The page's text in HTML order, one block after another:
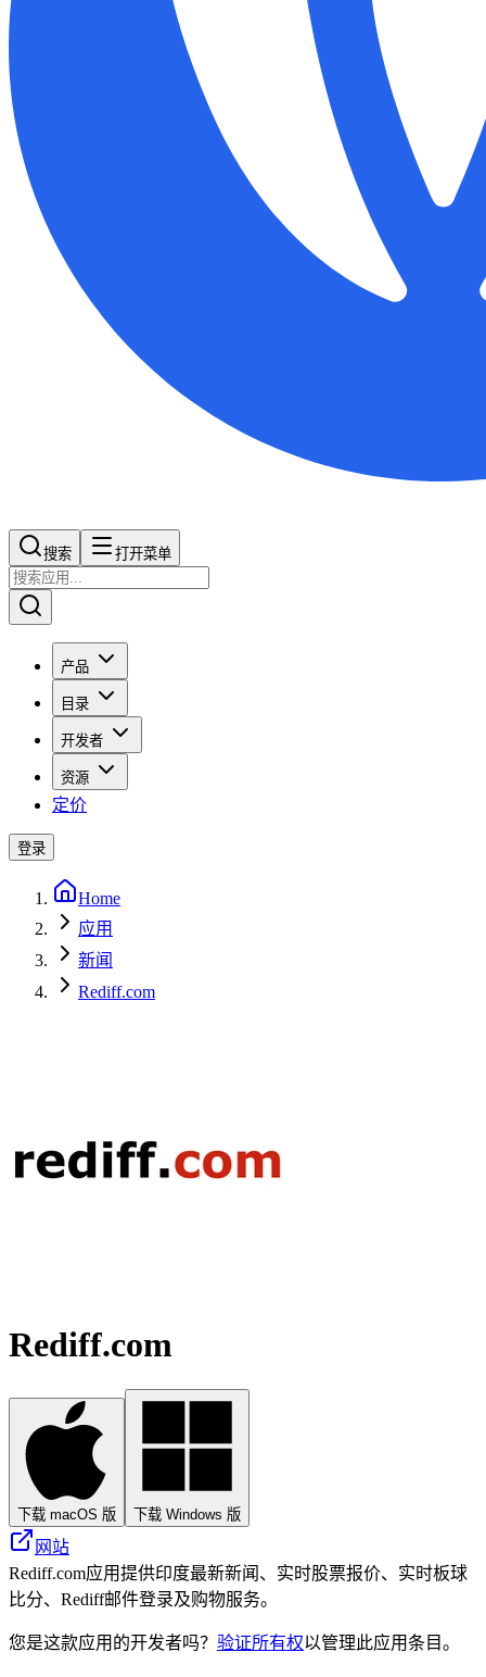
搜索​​​​ 打开菜单
产品
目录
开发者
资源
定价
登录
Home
应用
新闻
Rediff.com
Rediff.com
下载 macOS 版 下载 Windows 版
网站
Rediff.com应用提供印度最新新闻、实时股票报价、实时板球
比分、Rediff邮件登录及购物服务。
您是这款应用的开发者吗？ 验证所有权以管理此应用条目。